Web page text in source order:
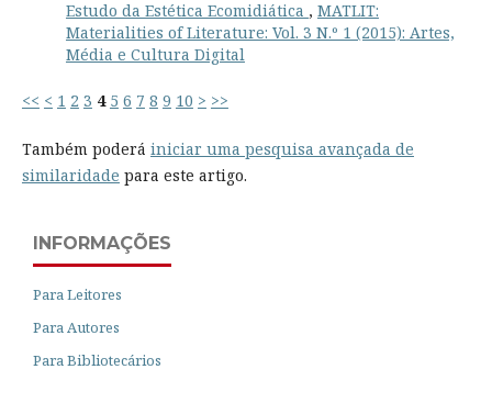
Estudo da Estética Ecomidiática , MATLIT:
Materialities of Literature: Vol. 3 N.º 1 (2015): Artes,
Média e Cultura Digital
<< < 1 2 3 4 5 6 7 8 9 10 > >>
Também poderá iniciar uma pesquisa avançada de
similaridade para este artigo.
INFORMAÇÕES
Para Leitores
Para Autores
Para Bibliotecários